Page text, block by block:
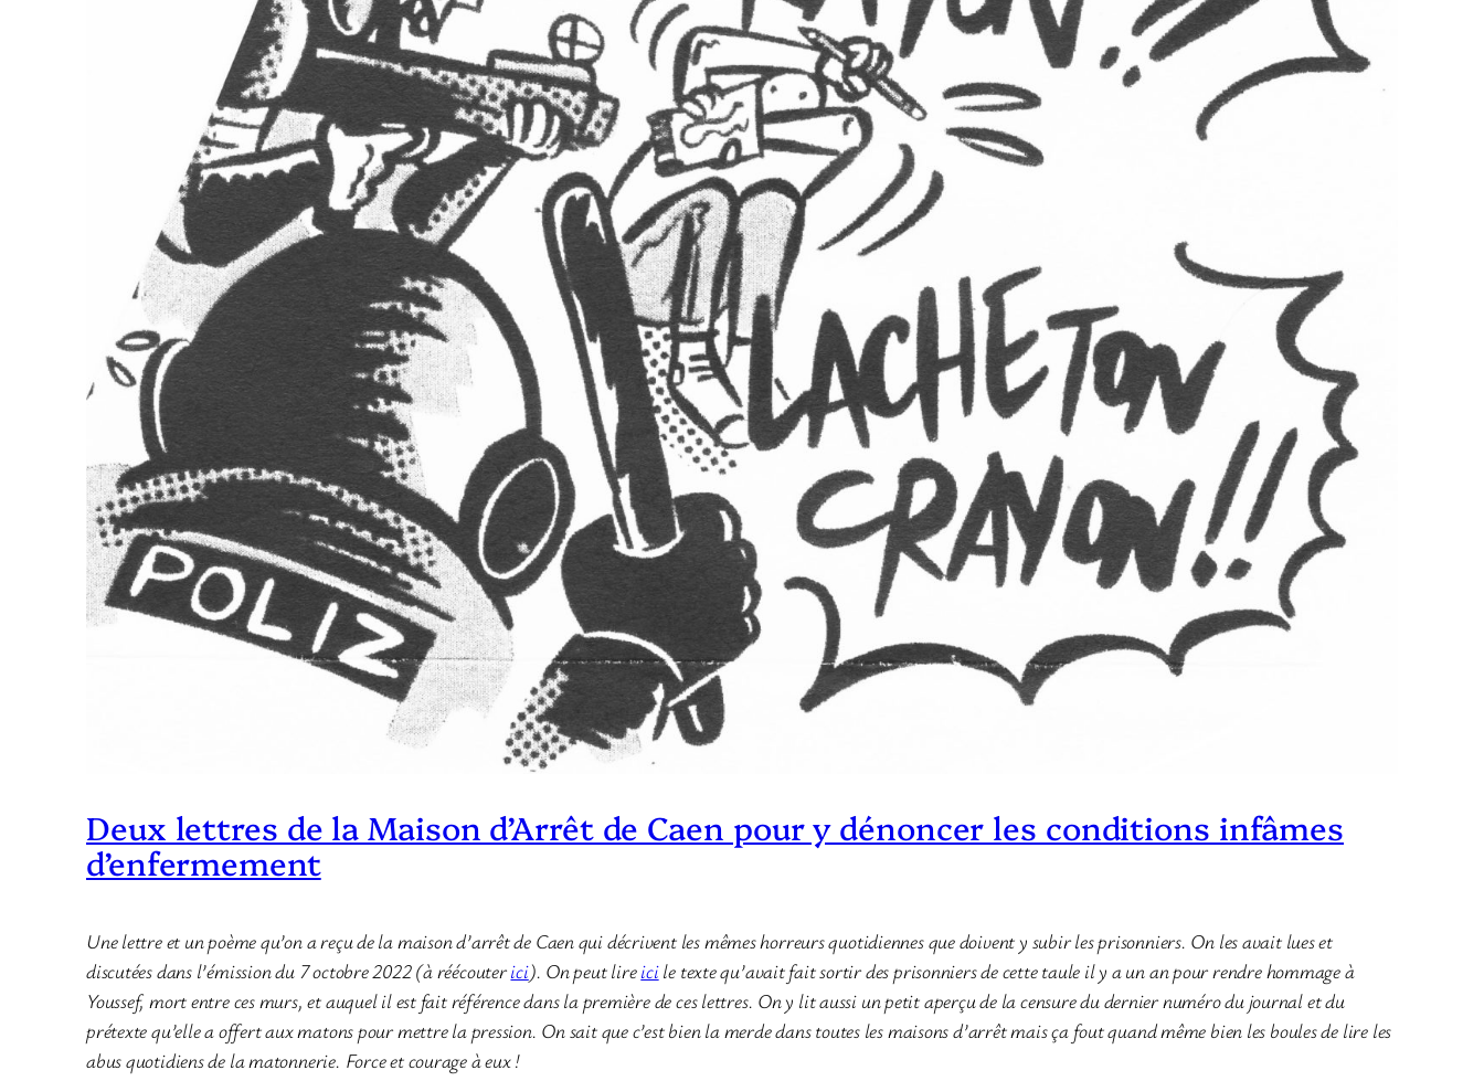
Deux lettres de la Maison d’Arrêt de Caen pour y dénoncer les conditions infâmes
d’enfermement
Une lettre et un poème qu’on a reçu de la maison d’arrêt de Caen qui décrivent les mêmes horreurs quotidiennes que doivent y subir les prisonniers. On les avait lues et
discutées dans l’émission du 7 octobre 2022 (à réécouterici). On peut lireicile texte qu’avait fait sortir des prisonniers de cette taule il y a un an pour rendre hommage à
Youssef, mort entre ces murs, et auquel il est fait référence dans la première de ces lettres. On y lit aussi un petit aperçu de la censure du dernier numéro du journal et du
prétexte qu’elle a offert aux matons pour mettre la pression. On sait que c’est bien la merde dans toutes les maisons d’arrêt mais ça fout quand même bien les boules de lire les
abus quotidiens de la matonnerie. Force et courage à eux !